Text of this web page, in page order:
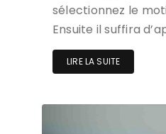
sélectionnez le
Ensuite il suffira
LIRE LA SUITE